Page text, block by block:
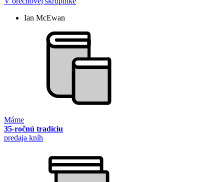
Ian McEwan
Máme
35-ročnú tradíciu
predaja kníh